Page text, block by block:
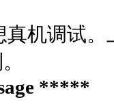
机调试
*****